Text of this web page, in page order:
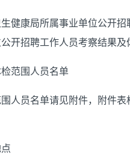
健康局所属事业单位公开
开招聘工作人员考察结果
范围人员名单
人员名单请见附件，附件